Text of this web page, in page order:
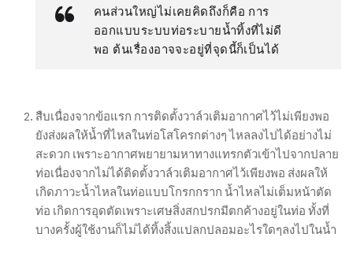
คนส่วนใหญ่ไม่เคยคิดถึงก็คือ การ
ออกแบบระบบท่อระบายน้ำทิ้งที่ไม่ดี
พอ ต้นเรื่องอาจจะอยู่ที่จุดนี้ก็เป็นได้
สืบเนื่องจากข้อแรก การติดตั้งวาล์วเติมอากาศไว้ไม่เพียงพอ
ยังส่งผลให้น้ำที่ไหลในท่อโสโครกต่างๆ ไหลลงไปได้อย่างไม่
สะดวก เพราะอากาศพยายามหาทางแทรกตัวเข้าไปจากปลาย
ท่อเนื่องจากไม่ได้ติดตั้งวาล์วเติมอากาศไว้เพียงพอ ส่งผลให้
เกิดภาวะน้ำไหลในท่อแบบโกรกกราก น้ำไหลไม่เต็มหน้าตัด
ท่อ เกิดการอุดตัดเพราะเศษสิ่งสกปรกมีตกค้างอยู่ในท่อ ทั้งที่
บางครั้งผู้ใช้งานก็ไม่ได้ทิ้งสิ้งแปลกปลอมอะไรใดๆลงไปในน้ำ